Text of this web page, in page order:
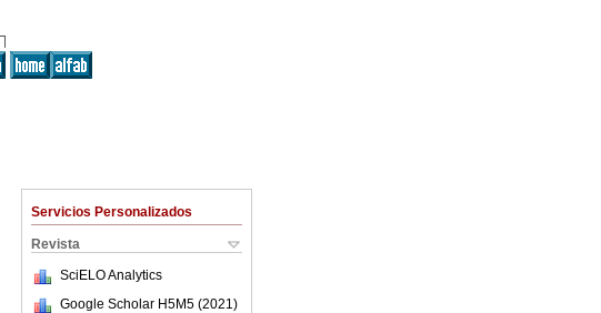
Servicios Personalizados
Revista
SciELO Analytics
Google Scholar H5M5 (2021 )